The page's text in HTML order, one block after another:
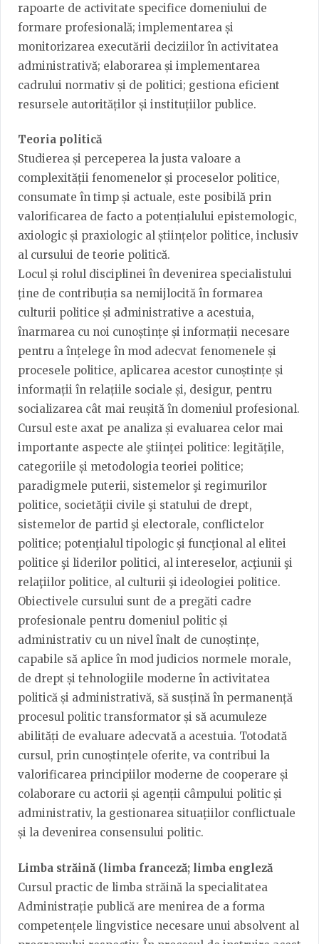
rapoarte de activitate specifice domeniului de
formare profesională; implementarea și
monitorizarea executării deciziilor în activitatea
administrativă; elaborarea și implementarea
cadrului normativ și de politici; gestiona eficient
resursele autorităților și instituțiilor publice.
Teoria politică
Studierea și perceperea la justa valoare a
complexității fenomenelor și proceselor politice,
consumate în timp și actuale, este posibilă prin
valorificarea de facto a potențialului epistemologic,
axiologic și praxiologic al științelor politice, inclusiv
al cursului de teorie politică.
Locul și rolul disciplinei în devenirea specialistului
ține de contribuția sa nemijlocită în formarea
culturii politice și administrative a acestuia,
înarmarea cu noi cunoștințe și informații necesare
pentru a înțelege în mod adecvat fenomenele și
procesele politice, aplicarea acestor cunoștințe și
informații în relațiile sociale și, desigur, pentru
socializarea cât mai reușită în domeniul profesional.
Cursul este axat pe analiza și evaluarea celor mai
importante aspecte ale ştiinţei politice: legităţile,
categoriile și metodologia teoriei politice;
paradigmele puterii, sistemelor şi regimurilor
politice, societăţii civile şi statului de drept,
sistemelor de partid şi electorale, conflictelor
politice; potenţialul tipologic şi funcţional al elitei
politice şi liderilor politici, al intereselor, acţiunii şi
relaţiilor politice, al culturii şi ideologiei politice.
Obiectivele cursului sunt de a pregăti cadre
profesionale pentru domeniul politic și
administrativ cu un nivel înalt de cunoștințe,
capabile să aplice în mod judicios normele morale,
de drept și tehnologiile moderne în activitatea
politică și administrativă, să susțină în permanență
procesul politic transformator și să acumuleze
abilități de evaluare adecvată a acestuia. Totodată
cursul, prin cunoștințele oferite, va contribui la
valorificarea principiilor moderne de cooperare și
colaborare cu actorii și agenții câmpului politic și
administrativ, la gestionarea situațiilor conflictuale
și la devenirea consensului politic.
Limba străină (limba franceză; limba engleză
Cursul practic de limba străină la specialitatea
Administrație publică are menirea de a forma
competențele lingvistice necesare unui absolvent al